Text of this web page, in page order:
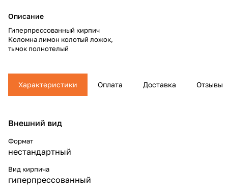
Описание
Гиперпрессованный кирпич
Коломна лимон колотый ложок,
тычок полнотелый
Характеристики Оплата Доставка Отзывы
Внешний вид
Формат
нестандартный
Вид кирпича
гиперпрессованный